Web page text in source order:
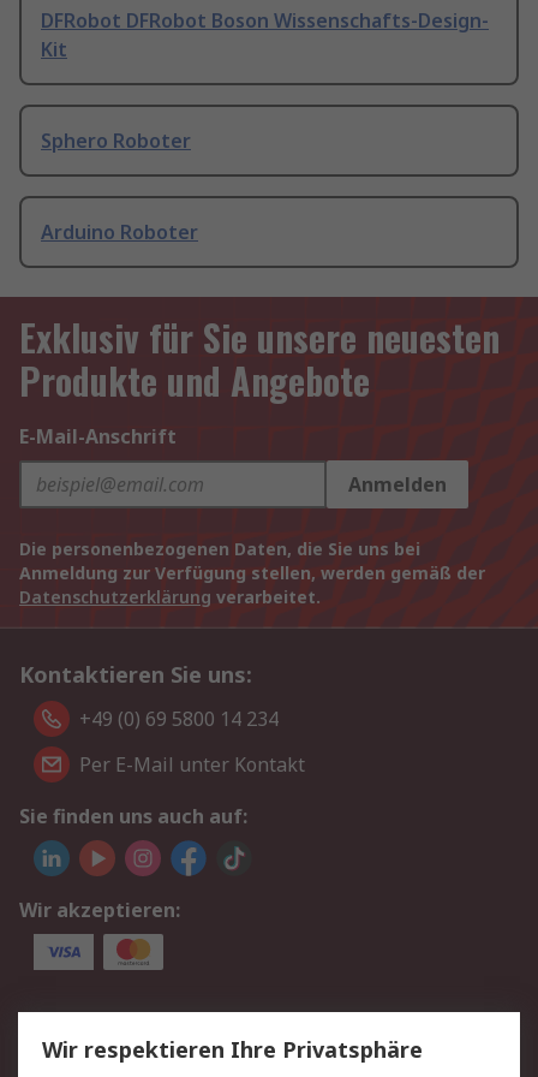
DFRobot DFRobot Boson Wissenschafts-Design-
Kit
Sphero Roboter
Arduino Roboter
Exklusiv für Sie unsere neuesten
Produkte und Angebote
E-Mail-Anschrift
Anmelden
Die personenbezogenen Daten, die Sie uns bei
Anmeldung zur Verfügung stellen, werden gemäß der
Datenschutzerklärung verarbeitet.
Kontaktieren Sie uns:
+49 (0) 69 5800 14 234
Per E-Mail unter Kontakt
Sie finden uns auch auf:
Wir akzeptieren:
Service
Value Added Services Lieferlösungen
Wir respektieren Ihre Privatsphäre